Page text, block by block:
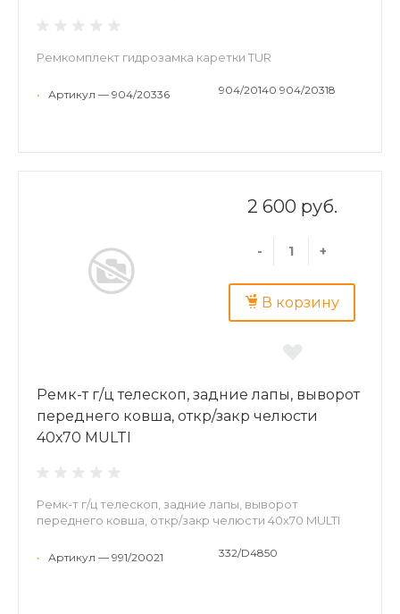
Ремкомплект гидрозамка каретки TUR
• Артикул — 904/20336 904/20140 904/20318
2 600 руб.
- +
В корзину
Ремк-т г/ц телескоп, задние лапы, выворот
переднего ковша, откр/закр челюсти
40х70 MULTI
Ремк-т г/ц телескоп, задние лапы, выворот
переднего ковша, откр/закр челюсти 40х70 MULTI
• Артикул — 991/20021 332/D4850